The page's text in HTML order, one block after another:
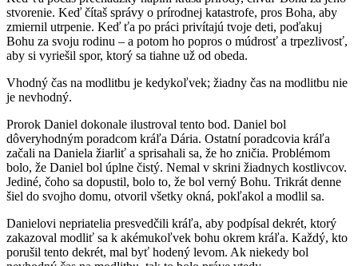
stvorenie. Keď čítaš správy o prírodnej katastrofe, pros Boha, aby
zmiernil utrpenie. Keď ťa po práci privítajú tvoje deti, poďakuj
Bohu za svoju rodinu – a potom ho popros o múdrosť a trpezlivosť,
aby si vyriešil spor, ktorý sa tiahne už od obeda.
Vhodný čas na modlitbu je kedykoľvek; žiadny čas na modlitbu nie
je nevhodný.
Prorok Daniel dokonale ilustroval tento bod. Daniel bol
dôveryhodným poradcom kráľa Dária. Ostatní poradcovia kráľa
začali na Daniela žiarliť a sprisahali sa, že ho zničia. Problémom
bolo, že Daniel bol úplne čistý. Nemal v skrini žiadnych kostlivcov.
Jediné, čoho sa dopustil, bolo to, že bol verný Bohu. Trikrát denne
šiel do svojho domu, otvoril všetky okná, pokľakol a modlil sa.
Danielovi nepriatelia presvedčili kráľa, aby podpísal dekrét, ktorý
zakazoval modliť sa k akémukoľvek bohu okrem kráľa. Každý, kto
porušil tento dekrét, mal byť hodený levom. Ak niekedy bol